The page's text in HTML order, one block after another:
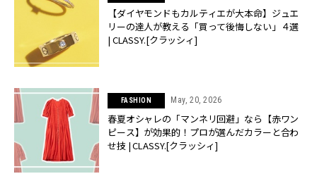
【ダイヤモンドもカルティエが大本命】ジュエ
リーの達人が教える「買って後悔しない」４選
| CLASSY.[クラッシィ]
FASHION May, 20, 2026
春夏オシャレの「マンネリ回避」なら【赤ワン
ピース】が効果的！プロが選んだカラーと合わ
せ技 | CLASSY.[クラッシィ]